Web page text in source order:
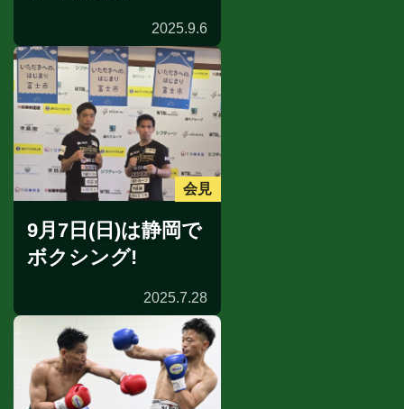
2025.9.6
会見
9月7日(日)は静岡で
ボクシング!
2025.7.28